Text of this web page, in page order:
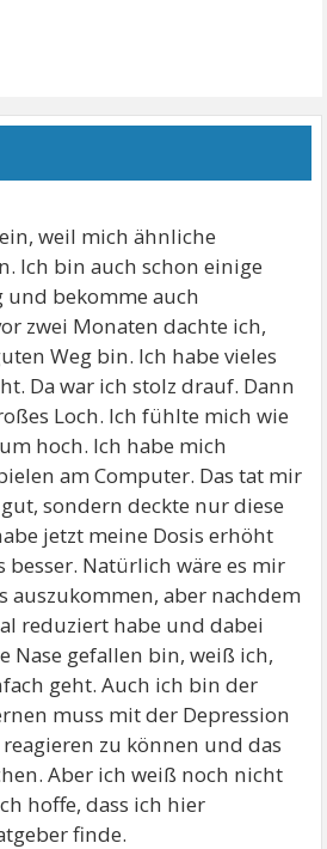
weil mich ähnliche
Ich bin auch schon einige
und bekomme auch
zwei Monaten dachte ich,
Weg bin. Ich habe vieles
Da war ich stolz drauf. Dann
Loch. Ich fühlte mich wie
hoch. Ich habe mich
am Computer. Das tat mir
sondern deckte nur diese
jetzt meine Dosis erhöht
besser. Natürlich wäre es mir
auszukommen, aber nachdem
reduziert habe und dabei
Nase gefallen bin, weiß ich,
geht. Auch ich bin der
muss mit der Depression
zu können und das
Aber ich weiß noch nicht
hoffe, dass ich hier
finde.